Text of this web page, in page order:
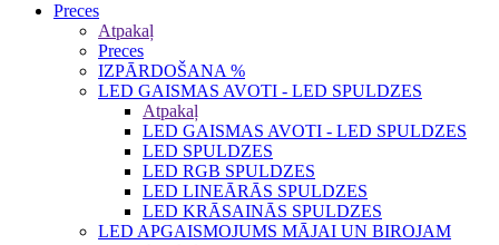
Preces
Atpakaļ
Preces
IZPĀRDOŠANA %
LED GAISMAS AVOTI - LED SPULDZES
Atpakaļ
LED GAISMAS AVOTI - LED SPULDZES
LED SPULDZES
LED RGB SPULDZES
LED LINEĀRĀS SPULDZES
LED KRĀSAINĀS SPULDZES
LED APGAISMOJUMS MĀJAI UN BIROJAM